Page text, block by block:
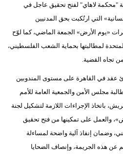
"محكمة لاهاي" لفتح تحقيق عاجل في
التي ارتُكبت بحق المدنيين
«يوم الأرض» الجمعة الماضي، كما لوّح
لمطالبتها بحماية الشعب الفلسطيني،
تجاه القضية.
عقد في القاهرة على مستوى المندوبين
مجلس الأمن والجمعية العامة للأمم
باتخاذ الإجراءات اللازمة لتشكيل لجنة
والعمل على تمكينها من فتح تحقيق
وضمان إنفاذ آلية واضحة لمساءلة
عن هذه الجريمة، وإنصاف الضحايا